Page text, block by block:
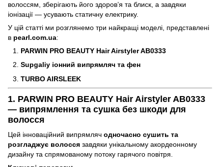
волоссям, зберігають його здоров’я та блиск, а завдяки
іонізації — усувають статичну електрику.
У цій статті ми розглянемо три найкращі моделі, представлені
в pearl.com.ua:
PARWIN PRO BEAUTY Hair Airstyler AB0333
Supgaliy іонний випрямляч та фен
TURBO AIRSLEEK
1. PARWIN PRO BEAUTY Hair Airstyler AB0333
— випрямлення та сушка без шкоди для
волосся
Цей інноваційний випрямляч одночасно сушить та
розгладжує волосся завдяки унікальному акордеонному
дизайну та спрямованому потоку гарячого повітря.